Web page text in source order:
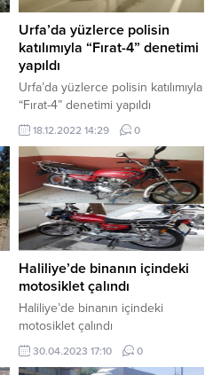
Urfa’da yüzlerce polisin
katılımıyla “Fırat-4” denetimi
yapıldı
Urfa’da yüzlerce polisin katılımıyla
“Fırat-4” denetimi yapıldı
18.12.2022 14:29 0
Haliliye’de binanın içindeki
motosiklet çalındı
Haliliye’de binanın içindeki
motosiklet çalındı
30.04.2023 17:10 0